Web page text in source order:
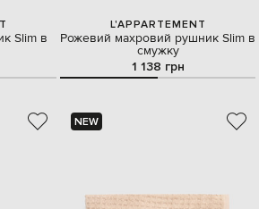
Slim в
L'APPARTEMENT
Рожевий махровий рушник Slim в
смужку
1 138 грн
NEW